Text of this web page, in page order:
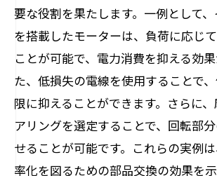
要な役割を果たします。一例として
を搭載したモーターは、負荷に応じ
ことが可能で、電力消費を抑える効
た、低損失の電線を使用することで
限に抑えることができます。さらに
アリングを選定することで、回転部
せることが可能です。これらの実例
率化を図るための部品交換の効果を